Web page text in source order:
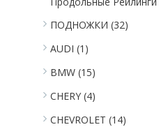
ПОДНОЖКИ (32)
AUDI (1)
BMW (15)
CHERY (4)
CHEVROLET (14)